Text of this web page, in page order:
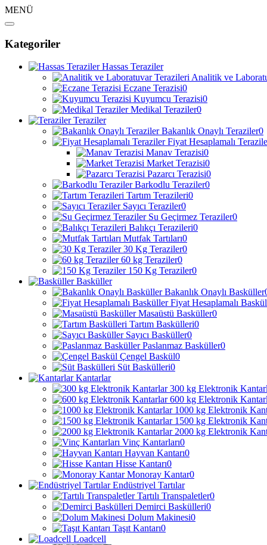
MENÜ
Kategoriler
Hassas Teraziler
Analitik ve
Eczane Terazisi0
Kuyumcu Terazisi0
Medikal Teraziler0
Teraziler
Bakanlık Onaylı Teraziler0
Fiyat Hesaplamalı
Manav Terazisi0
Market Terazisi0
Pazarcı Terazisi0
Barkodlu Teraziler0
Tartım Terazileri0
Sayıcı Teraziler0
Su Geçirmez Teraziler0
Balıkçı Terazileri0
Mutfak Tartıları0
30 Kg Teraziler0
60 kg Teraziler0
150 Kg Teraziler0
Basküller
Bakanlık Onaylı Basküller
Fiyat Hesaplamalı
Masaüstü Basküller0
Tartım Baskülleri0
Sayıcı Basküller0
Paslanmaz Basküller0
Çengel Baskül0
Süt Baskülleri0
Kantarlar
300 kg Elektronik
600 kg Elektronik
1000 kg Elektronik
1500 kg Elektronik
2000 kg Elektronik
Vinç Kantarları0
Hayvan Kantarı0
Hisse Kantarı0
Monoray Kantar0
Endüstriyel Tartılar
Tartılı Transpaletler0
Demirci Baskülleri0
Dolum Makinesi0
Taşıt Kantarı0
Loadcell